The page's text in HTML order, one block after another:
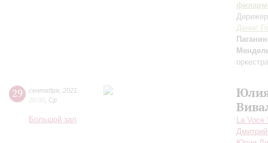
Денис
29 сентября 2021
20:00 Ср
Большой зал
La